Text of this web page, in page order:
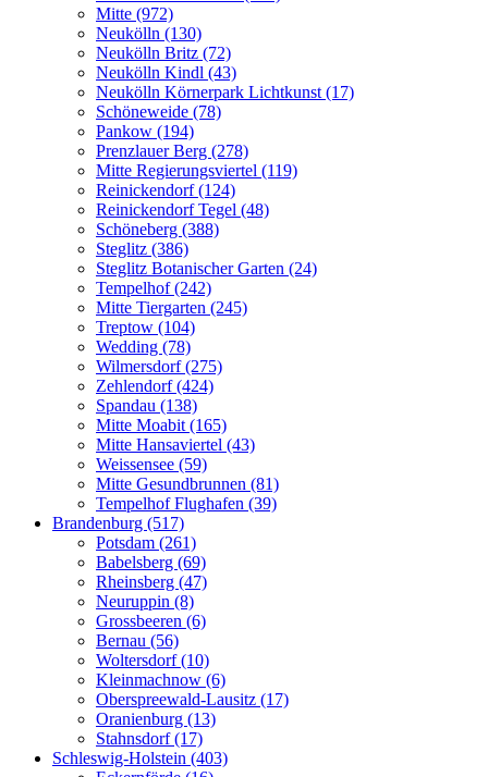
Mitte (972)
Neukölln (130)
Neukölln Britz (72)
Neukölln Kindl (43)
Neukölln Körnerpark Lichtkunst (17)
Schöneweide (78)
Pankow (194)
Prenzlauer Berg (278)
Mitte Regierungsviertel (119)
Reinickendorf (124)
Reinickendorf Tegel (48)
Schöneberg (388)
Steglitz (386)
Steglitz Botanischer Garten (24)
Tempelhof (242)
Mitte Tiergarten (245)
Treptow (104)
Wedding (78)
Wilmersdorf (275)
Zehlendorf (424)
Spandau (138)
Mitte Moabit (165)
Mitte Hansaviertel (43)
Weissensee (59)
Mitte Gesundbrunnen (81)
Tempelhof Flughafen (39)
Brandenburg (517)
Potsdam (261)
Babelsberg (69)
Rheinsberg (47)
Neuruppin (8)
Grossbeeren (6)
Bernau (56)
Woltersdorf (10)
Kleinmachnow (6)
Oberspreewald-Lausitz (17)
Oranienburg (13)
Stahnsdorf (17)
Schleswig-Holstein (403)